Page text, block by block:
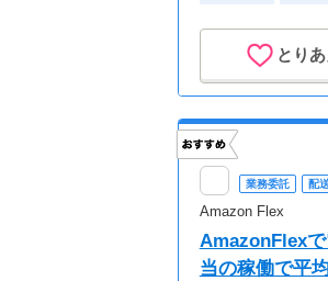
とり
業務委託 配
Amazon Flex
AmazonFlex
当の稼働で平